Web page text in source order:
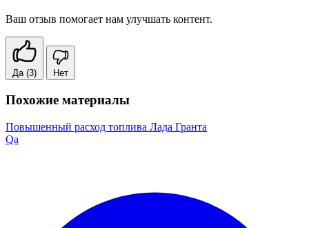
Ваш отзыв помогает нам улучшать контент.
Да (3) Нет
Похожие материалы
Повышенный расход топлива Лада Гранта
Qa